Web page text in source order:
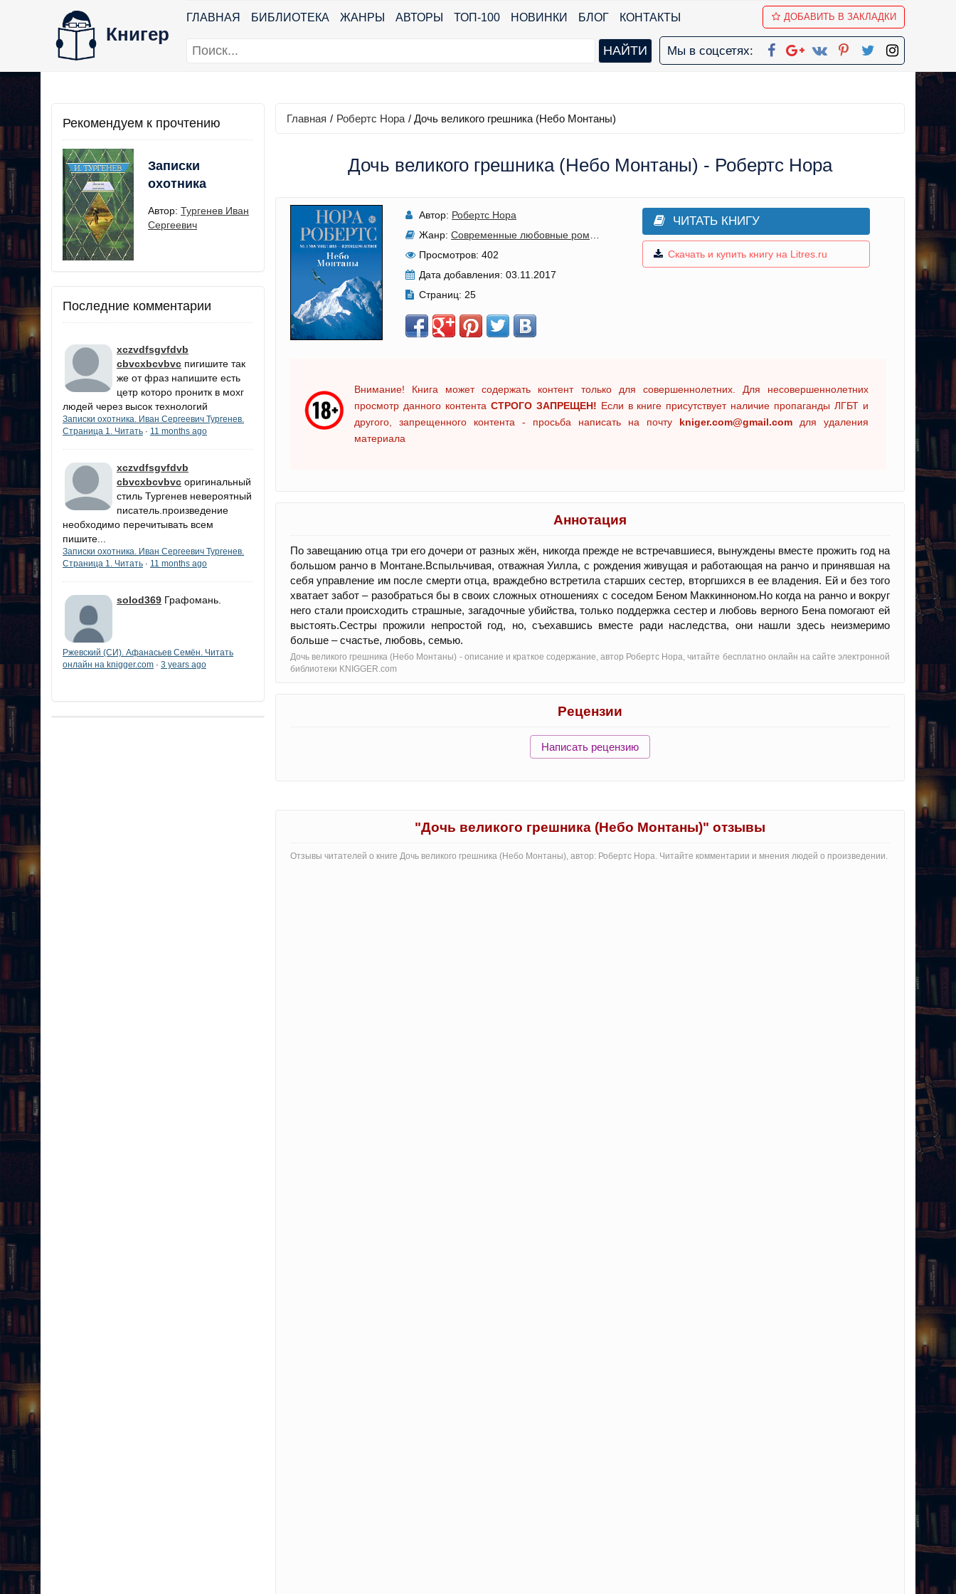
Книгер
ГЛАВНАЯ БИБЛИОТЕКА ЖАНРЫ АВТОРЫ ТОП-100 НОВИНКИ БЛОГ КОНТАКТЫ ДОБАВИТЬ В ЗАКЛАДКИ
Мы в соцсетях:
Рекомендуем к прочтению
Записки
охотника
Автор: Тургенев Иван
Сергеевич
Последние комментарии
xczvdfsgvfdvb
cbvcxbcvbvc пигишите так
же от фраз напишите есть
цетр которо пронитк в мохг
людей через высок технологий
Записки охотника. Иван Сергеевич Тургенев.
Страница 1. Читать · 11 months ago
xczvdfsgvfdvb
cbvcxbcvbvc оригинальный
стиль Тургенев невероятный
писатель.произведение
необходимо перечитывать всем
пишите...
Записки охотника. Иван Сергеевич Тургенев.
Страница 1. Читать · 11 months ago
solod369 Графомань.
Ржевский (СИ). Афанасьев Семён. Читать
онлайн на knigger.com · 3 years ago
Главная / Робертс Нора / Дочь великого грешника (Небо Монтаны)
Дочь великого грешника (Небо Монтаны) - Робертс Нора
Автор: Робертс Нора
Жанр: Современные любовные романы
Просмотров: 402
Дата добавления: 03.11.2017
Страниц: 25
ЧИТАТЬ КНИГУ
Скачать и купить книгу на Litres.ru
Внимание! Книга может содержать контент только для совершеннолетних. Для несовершеннолетних
просмотр данного контента СТРОГО ЗАПРЕЩЕН! Если в книге присутствует наличие пропаганды ЛГБТ и
другого, запрещенного контента - просьба написать на почту kniger.com@gmail.com для удаления
материала
Аннотация
По завещанию отца три его дочери от разных жён, никогда прежде не встречавшиеся, вынуждены вместе прожить год на
большом ранчо в Монтане.Вспыльчивая, отважная Уилла, с рождения живущая и работающая на ранчо и принявшая на
себя управление им после смерти отца, враждебно встретила старших сестер, вторгшихся в ее владения. Ей и без того
хватает забот – разобраться бы в своих сложных отношениях с соседом Беном Маккинноном.Но когда на ранчо и вокруг
него стали происходить страшные, загадочные убийства, только поддержка сестер и любовь верного Бена помогают ей
выстоять.Сестры прожили непростой год, но, съехавшись вместе ради наследства, они нашли здесь неизмеримо
больше – счастье, любовь, семью.
Дочь великого грешника (Небо Монтаны) - oписание и краткое содержание, автор Робертс Нора, читайте бесплатно онлайн на сайте электронной
библиотеки KNIGGER.com
Рецензии
Написать рецензию
"Дочь великого грешника (Небо Монтаны)" отзывы
Отзывы читателей о книге Дочь великого грешника (Небо Монтаны), автор: Робертс Нора. Читайте комментарии и мнения людей о произведении.